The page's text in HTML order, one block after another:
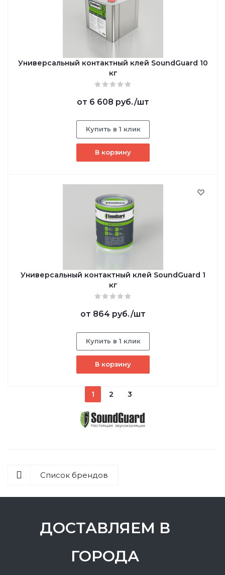
Универсальный контактный клей SoundGuard 10
кг
от 6 608 руб./шт
Купить в 1 клик
В корзину
Универсальный контактный клей SoundGuard 1
кг
от 864 руб./шт
Купить в 1 клик
В корзину
1 2 3
Список брендов
ДОСТАВЛЯЕМ В
ГОРОДА